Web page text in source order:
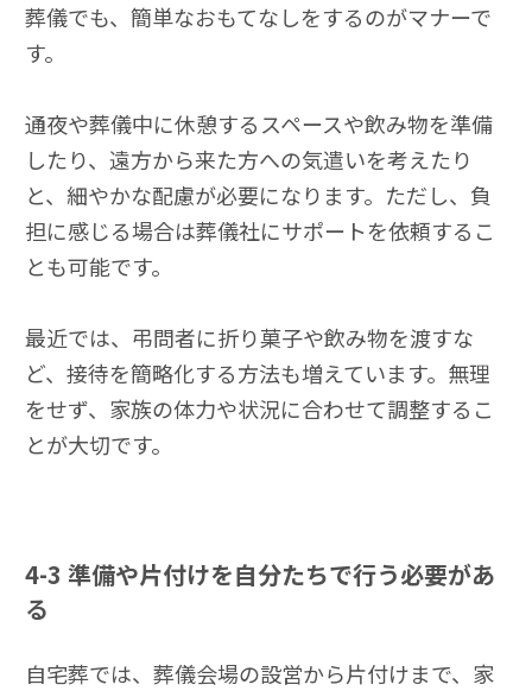
葬儀でも、簡単なおもてなしをするのがマナーで
す。
通夜や葬儀中に休憩するスペースや飲み物を準備
したり、遠方から来た方への気遣いを考えたり
と、細やかな配慮が必要になります。ただし、負
担に感じる場合は葬儀社にサポートを依頼するこ
とも可能です。
最近では、弔問者に折り菓子や飲み物を渡すな
ど、接待を簡略化する方法も増えています。無理
をせず、家族の体力や状況に合わせて調整するこ
とが大切です。
4-3 準備や片付けを自分たちで行う必要があ
る
自宅葬では、葬儀会場の設営から片付けまで、家